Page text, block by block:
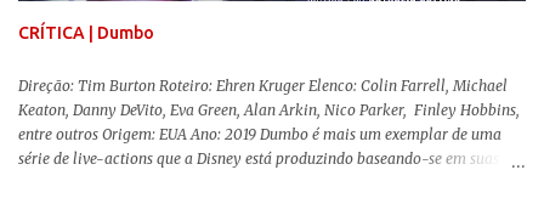
CRÍTICA | Dumbo
Direção: Tim Burton Roteiro: Ehren Kruger Elenco: Colin Farrell, Michael
Keaton, Danny DeVito, Eva Green, Alan Arkin, Nico Parker, Finley Hobbins,
entre outros Origem: EUA Ano: 2019 Dumbo é mais um exemplar de uma
série de live-actions que a Disney está produzindo baseando-se em suas